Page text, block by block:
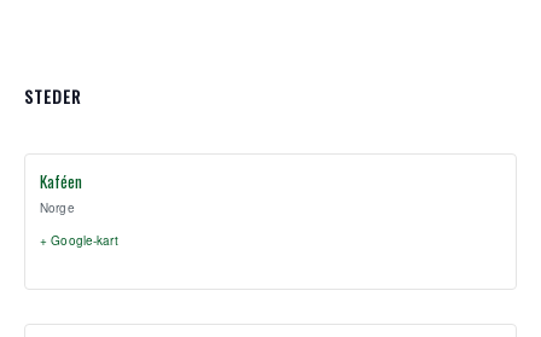
STEDER
Kaféen
Norge
+ Google-kart